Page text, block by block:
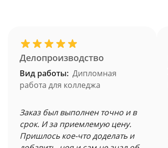
Делопроизводство
Вид работы: Дипломная
работа для колледжа
Заказ был выполнен точно и в
срок. И за приемлемую цену.
Пришлось кое-что доделать и